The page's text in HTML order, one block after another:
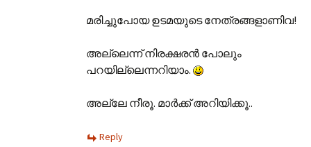
മരിച്ചുപോയ ഉടമയുടെ നേത്രങ്ങളാണിവ!
അല്ലെന്ന് നിരക്ഷരന്‍ പോലും
പറയില്ലെന്നറിയാം.
അല്ലേ നീരൂ. മാര്‍ക്ക് അറിയിക്കൂ..
Reply